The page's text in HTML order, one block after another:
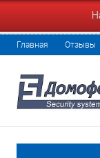
Главная Отзывы